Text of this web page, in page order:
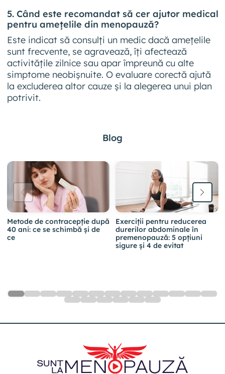
5. Când este recomandat să cer ajutor medical
pentru amețelile din menopauză?
Este indicat să consulți un medic dacă amețelile
sunt frecvente, se agravează, îți afectează
activitățile zilnice sau apar împreună cu alte
simptome neobișnuite. O evaluare corectă ajută
la excluderea altor cauze și la alegerea unui plan
potrivit.
Blog
Metode de contracepție după
40 ani: ce se schimbă și de
ce
Exerciții pentru reducerea
durerilor abdominale în
premenopauză: 5 opțiuni
sigure și 4 de evitat